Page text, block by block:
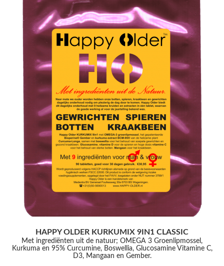
HAPPY OLDER KURKUMIX 9IN1 CLASSIC
Met ingrediënten uit de natuur; OMEGA 3 Groenlipmossel,
Kurkuma en 95% Curcumine, Boswellia, Glucosamine Vitamine C,
D3, Mangaan en Gember.